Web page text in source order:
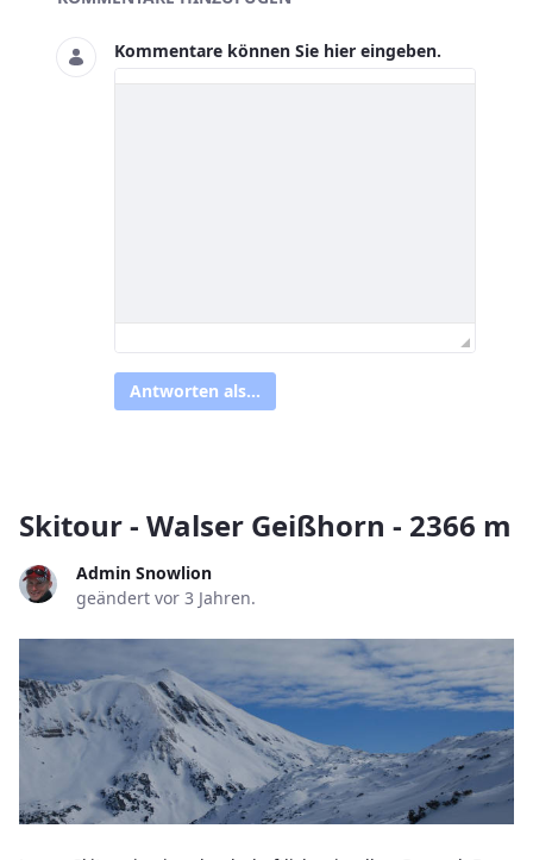
Kommentare können Sie hier eingeben.
Antworten als...
Skitour - Walser Geißhorn - 2366 m
Admin Snowlion
geändert vor 3 Jahren.